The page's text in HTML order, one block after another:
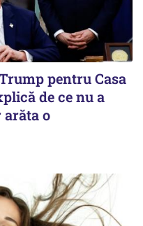
pentru Casa
de ce nu a
arăta o